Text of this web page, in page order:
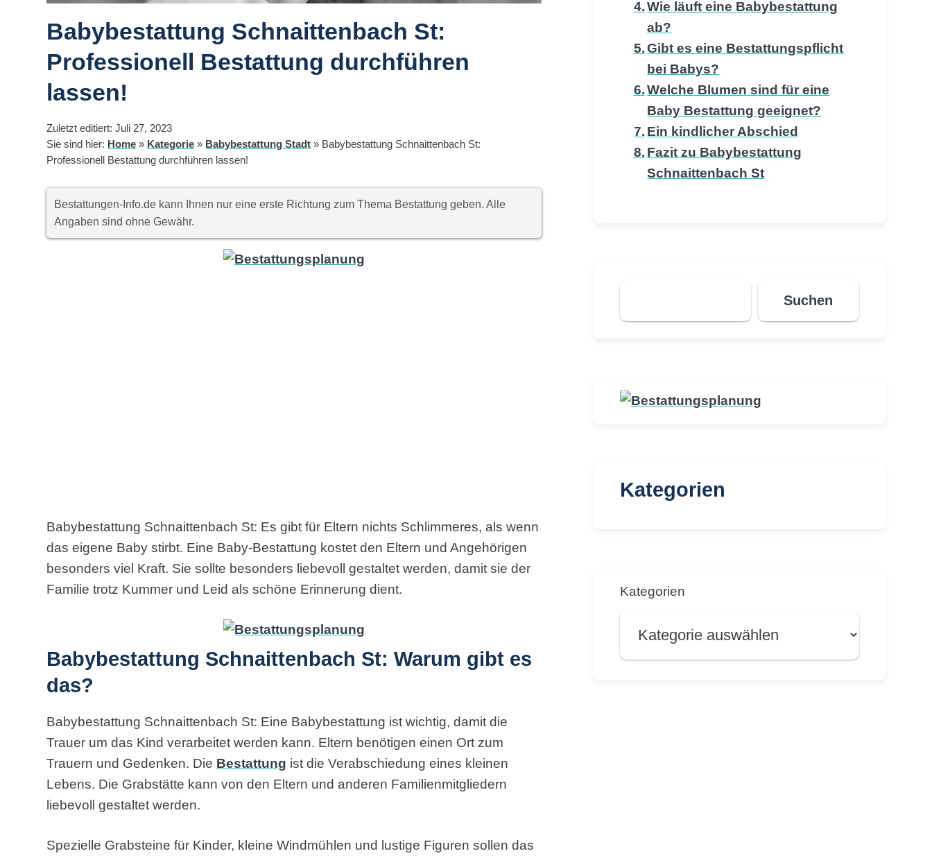
Babybestattung Schnaittenbach St:
Professionell Bestattung durchführen
lassen!
Zuletzt editiert: Juli 27, 2023
Sie sind hier: Home » Kategorie » Babybestattung Stadt » Babybestattung Schnaittenbach St:
Professionell Bestattung durchführen lassen!
Bestattungen-Info.de kann Ihnen nur eine erste Richtung zum Thema Bestattung geben. Alle
Angaben sind ohne Gewähr.
Babybestattung Schnaittenbach St: Es gibt für Eltern nichts Schlimmeres, als wenn
das eigene Baby stirbt. Eine Baby-Bestattung kostet den Eltern und Angehörigen
besonders viel Kraft. Sie sollte besonders liebevoll gestaltet werden, damit sie der
Familie trotz Kummer und Leid als schöne Erinnerung dient.
Babybestattung Schnaittenbach St: Warum gibt es
das?
Babybestattung Schnaittenbach St: Eine Babybestattung ist wichtig, damit die
Trauer um das Kind verarbeitet werden kann. Eltern benötigen einen Ort zum
Trauern und Gedenken. Die Bestattung ist die Verabschiedung eines kleinen
Lebens. Die Grabstätte kann von den Eltern und anderen Familienmitgliedern
liebevoll gestaltet werden.
Spezielle Grabsteine für Kinder, kleine Windmühlen und lustige Figuren sollen das
Wie läuft eine Babybestattung
ab?
Gibt es eine Bestattungspflicht
bei Babys?
Welche Blumen sind für eine
Baby Bestattung geeignet?
Ein kindlicher Abschied
Fazit zu Babybestattung
Schnaittenbach St
Suchen
Suchen
Kategorien
Kategorien